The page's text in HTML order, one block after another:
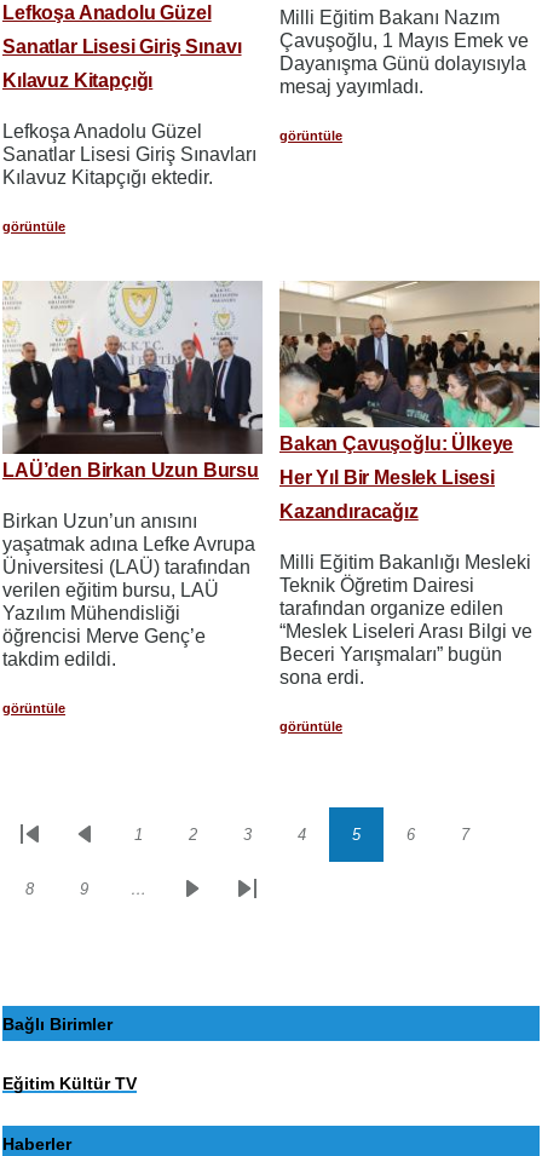
Lefkoşa Anadolu Güzel
Sanatlar Lisesi Giriş Sınavı
Kılavuz Kitapçığı
Lefkoşa Anadolu Güzel
Sanatlar Lisesi Giriş Sınavları
Kılavuz Kitapçığı ektedir.
görüntüle
Milli Eğitim Bakanı Nazım
Çavuşoğlu, 1 Mayıs Emek ve
Dayanışma Günü dolayısıyla
mesaj yayımladı.
görüntüle
LAÜ’den Birkan Uzun Bursu
Birkan Uzun’un anısını
yaşatmak adına Lefke Avrupa
Üniversitesi (LAÜ) tarafından
verilen eğitim bursu, LAÜ
Yazılım Mühendisliği
öğrencisi Merve Genç’e
takdim edildi.
görüntüle
Bakan Çavuşoğlu: Ülkeye
Her Yıl Bir Meslek Lisesi
Kazandıracağız
Milli Eğitim Bakanlığı Mesleki
Teknik Öğretim Dairesi
tarafından organize edilen
“Meslek Liseleri Arası Bilgi ve
Beceri Yarışmaları” bugün
sona erdi.
görüntüle
Sayfalama
İlk
Önceki
Sayfa
1 Sayfa
2 Sayfa
3 Sayfa
4 Sayfa
5 Sayfa
6 Sayfa
7
Sayfa
8 Sayfa
9 …
SonrakiSon
Bağlı Birimler
Eğitim Kültür TV
Haberler